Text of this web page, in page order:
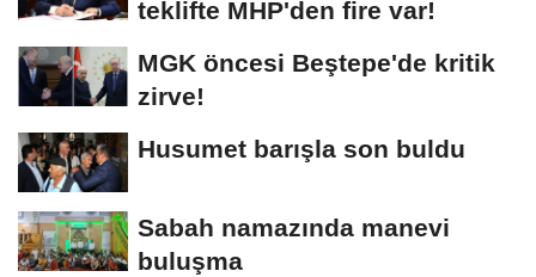
teklifte MHP'den fire var!
MGK öncesi Beştepe'de kritik
zirve!
Husumet barışla son buldu
Sabah namazında manevi
buluşma